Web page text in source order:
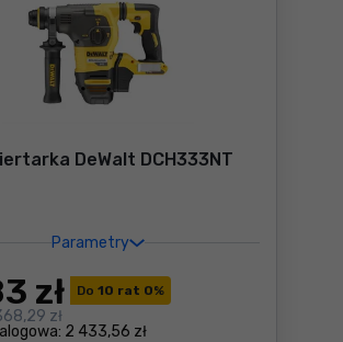
DeWalt DCH333NT
Parametry
Do 10 rat 0%
2 433,56 zł
zł
zł